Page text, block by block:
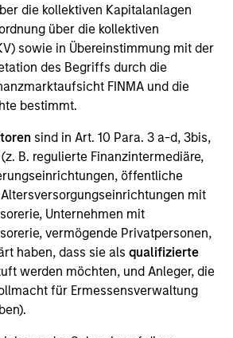
die kollektiven Kapitalanlagen
über die kollektiven
sowie in Übereinstimmung mit der
des Begriffs durch die
FINMA und die
bestimmt.
sind in Art. 10 Para. 3 a-d, 3bis,
B. regulierte Finanzintermediäre,
öffentliche
mit
Unternehmen mit
vermögende Privatpersonen,
haben, dass sie alsqualifizierte
werden möchten, und Anleger, die
für Ermessensverwaltung
EXPERIENCE
manager for the International
in London. She joined Morgan
has 19 years of investment
Chartered Accountant. Prior to
worked at Fidelity and Citadel.
Pembroke College, Oxford, holds